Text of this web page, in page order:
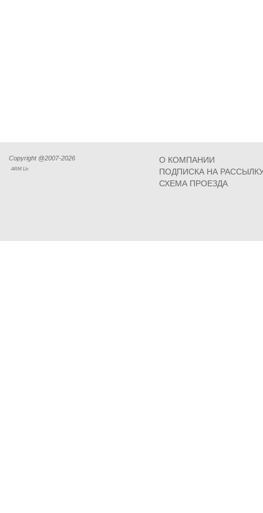
Copyright @2007-2026
ARM Llc
О КОМПАНИИ
ПОДПИСКА НА
СХЕМА ПРОЕЗДА